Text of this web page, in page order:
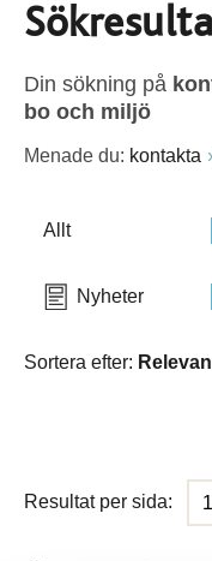
Din sökning på
bo och miljö
Menade du: kontakta
Allt
Nyheter
Sortera efter:
Resultat per sida: